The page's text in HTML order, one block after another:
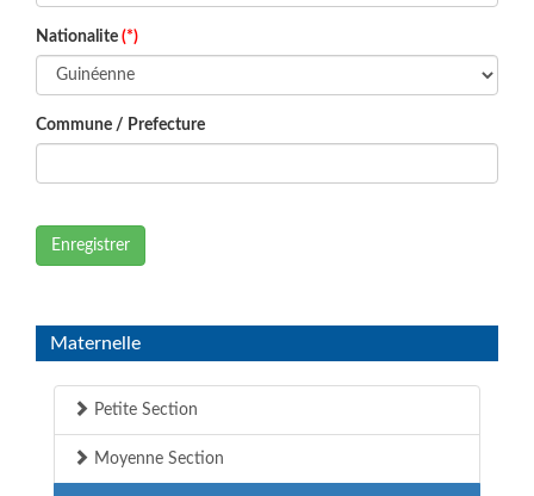
Nationalite (*)
Commune / Prefecture
Enregistrer
Maternelle
Petite Section
Moyenne Section